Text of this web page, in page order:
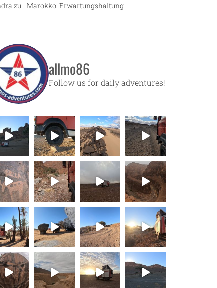
zu Marokko: Erwartungshaltung
allmo86
Follow us for daily adventures!